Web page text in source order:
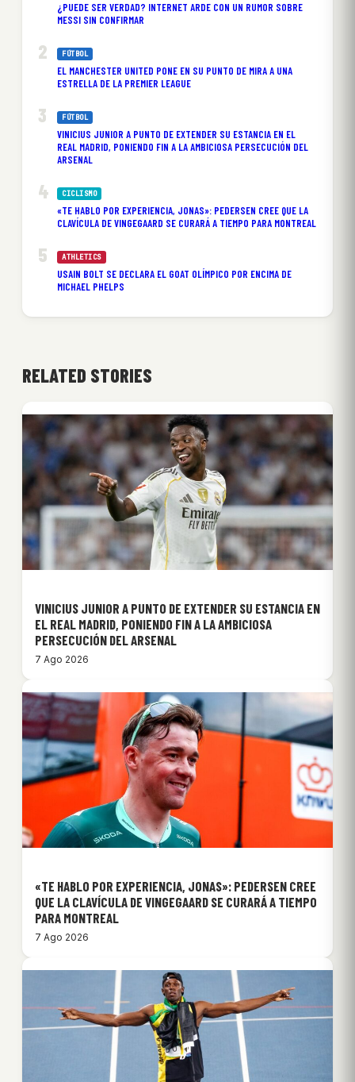
¿PUEDE SER VERDAD? INTERNET ARDE CON UN RUMOR SOBRE
MESSI SIN CONFIRMAR
FÚTBOL
EL MANCHESTER UNITED PONE EN SU PUNTO DE MIRA A UNA
ESTRELLA DE LA PREMIER LEAGUE
FÚTBOL
VINICIUS JUNIOR A PUNTO DE EXTENDER SU ESTANCIA EN EL
REAL MADRID, PONIENDO FIN A LA AMBICIOSA PERSECUCIÓN DEL
ARSENAL
CICLISMO
«TE HABLO POR EXPERIENCIA, JONAS»: PEDERSEN CREE QUE LA
CLAVÍCULA DE VINGEGAARD SE CURARÁ A TIEMPO PARA MONTREAL
ATHLETICS
USAIN BOLT SE DECLARA EL GOAT OLÍMPICO POR ENCIMA DE
MICHAEL PHELPS
RELATED STORIES
VINICIUS JUNIOR A PUNTO DE EXTENDER SU ESTANCIA EN
EL REAL MADRID, PONIENDO FIN A LA AMBICIOSA
PERSECUCIÓN DEL ARSENAL
7 Ago 2026
«TE HABLO POR EXPERIENCIA, JONAS»: PEDERSEN CREE
QUE LA CLAVÍCULA DE VINGEGAARD SE CURARÁ A TIEMPO
PARA MONTREAL
7 Ago 2026